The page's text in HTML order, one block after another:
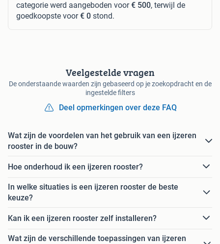
categorie werd aangeboden voor€ 500, terwijl de
goedkoopste voor€ 0 stond.
Veelgestelde vragen
De onderstaande waarden zijn gebaseerd op je zoekopdracht en de
ingestelde filters
Deel opmerkingen over deze FAQ
Wat zijn de voordelen van het gebruik van een ijzeren
rooster in de bouw?
Hoe onderhoud ik een ijzeren rooster?
In welke situaties is een ijzeren rooster de beste
keuze?
Kan ik een ijzeren rooster zelf installeren?
Wat zijn de verschillende toepassingen van ijzeren